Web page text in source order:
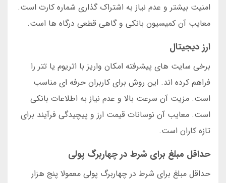
امنیت بیشتر و عدم نیاز به اشتراک گذاری شماره کارت است.
معایب آن کمیسیون بانکی و گاهی قطعی درگاه ها است.
ارز دیجیتال
برخی سایت های پیشرفته امکان واریز با اتریوم یا تتر را
فراهم کرده اند. این روش برای کاربران حرفه ای مناسب
است. مزیت آن سرعت بالا و عدم نیاز به اطلاعات بانکی
است. معایب آن نوسانات قیمت ارز و پیچیدگی فرآیند برای
تازه کاران است.
حداقل مبلغ برای شرط در چهاربرگ پولی
حداقل مبلغ برای شرط در چهاربرگ پولی معمولا پنج هزار